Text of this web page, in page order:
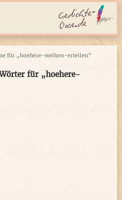
für „hoehere-weihen-erteilen“
für „hoehere-